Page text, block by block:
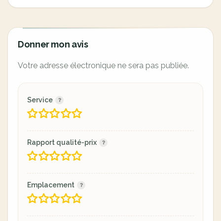
Donner mon avis
Votre adresse électronique ne sera pas publiée.
Service
Rapport qualité-prix
Emplacement